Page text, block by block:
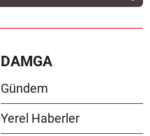
DAMGA
Gündem
Yerel Haberler